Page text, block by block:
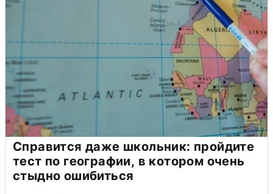
Справится даже школьник: пройдите
тест по географии, в котором очень
стыдно ошибиться